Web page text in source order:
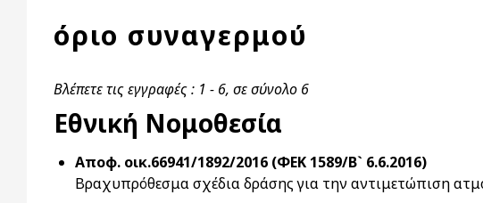
όριο συναγερμού
Βλέπετε τις εγγραφές : 1 - 6, σε σύνολο 6
Εθνική Νομοθεσία
Αποφ. οικ.66941/1892/2016 (ΦΕΚ 1589/Β` 6.6.2016)
Βραχυπρόθεσμα σχέδια δράσης για την αντιμετώπιση